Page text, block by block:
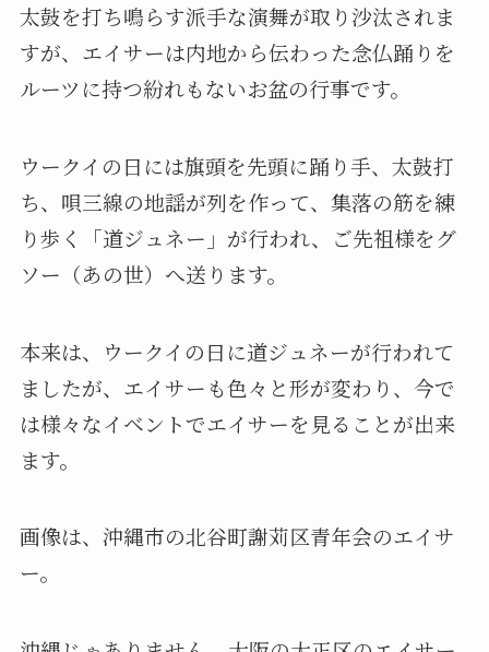
太鼓を打ち鳴らす派手な演舞が取り沙汰されま
すが、エイサーは内地から伝わった念仏踊りを
ルーツに持つ紛れもないお盆の行事です。
ウークイの日には旗頭を先頭に踊り手、太鼓打
ち、唄三線の地謡が列を作って、集落の筋を練
り歩く「道ジュネー」が行われ、ご先祖様をグ
ソー（あの世）へ送ります。
本来は、ウークイの日に道ジュネーが行われて
ましたが、エイサーも色々と形が変わり、今で
は様々なイベントでエイサーを見ることが出来
ます。
画像は、沖縄市の北谷町謝苅区青年会のエイサ
ー。